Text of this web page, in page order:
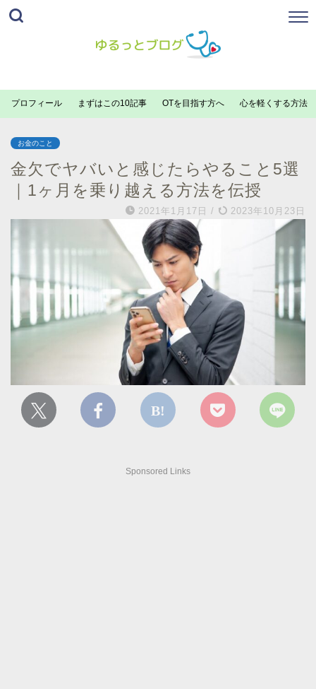
プロフィール まずはこの10記事 OTを目指す方へ 心を軽くする方法
お金のこと
金欠でヤバいと感じたらやること5選
｜1ヶ月を乗り越える方法を伝授
2021年1月17日 / 2023年10月23日
Sponsored Links